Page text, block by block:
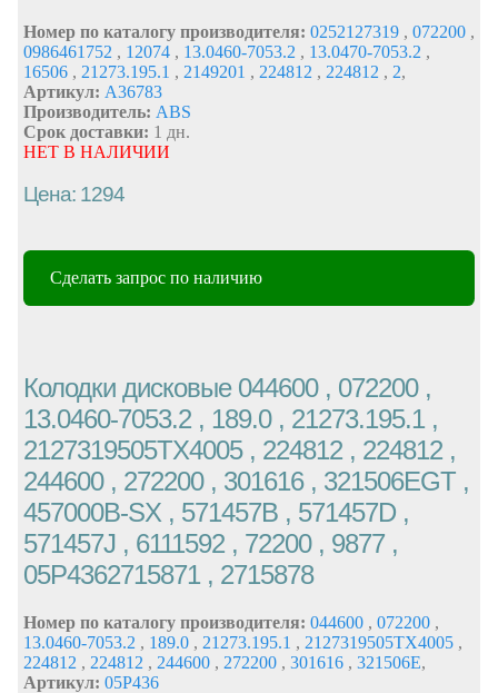
Номер по каталогу производителя: 0252127319 , 072200 ,
0986461752 , 12074 , 13.0460-7053.2 , 13.0470-7053.2 ,
16506 , 21273.195.1 , 2149201 , 224812 , 224812 , 2,
Артикул: A36783
Производитель: ABS
Срок доставки: 1 дн.
НЕТ В НАЛИЧИИ
Цена: 1294
Сделать запрос по наличию
Колодки дисковые 044600 , 072200 ,
13.0460-7053.2 , 189.0 , 21273.195.1 ,
2127319505TX4005 , 224812 , 224812 ,
244600 , 272200 , 301616 , 321506EGT ,
457000B-SX , 571457B , 571457D ,
571457J , 6111592 , 72200 , 9877 ,
05P4362715871 , 2715878
Номер по каталогу производителя: 044600 , 072200 ,
13.0460-7053.2 , 189.0 , 21273.195.1 , 2127319505TX4005 ,
224812 , 224812 , 244600 , 272200 , 301616 , 321506E,
Артикул: 05P436